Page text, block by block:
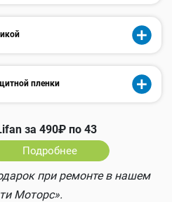
пленки
за 490₽ по 43
Подробнее
при ремонте в нашем
Моторс».